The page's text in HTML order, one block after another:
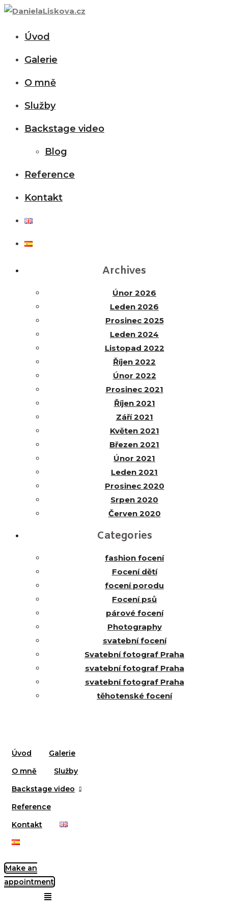
Úvod
Galerie
O mně
Služby
Backstage video
Blog
Reference
Kontakt
Archives
Únor 2026
Leden 2026
Prosinec 2025
Leden 2024
Listopad 2022
Říjen 2022
Únor 2022
Prosinec 2021
Říjen 2021
Září 2021
Květen 2021
Březen 2021
Únor 2021
Leden 2021
Prosinec 2020
Srpen 2020
Červen 2020
Categories
fashion focení
Focení dětí
focení porodu
Focení psů
párové focení
Photography
svatební focení
Svatební fotograf Praha
svatební fotograf Praha
svatební fotograf Praha
těhotenské focení
Úvod
Galerie
O mně
Služby
Backstage video
Reference
Kontakt
Make an
appointment